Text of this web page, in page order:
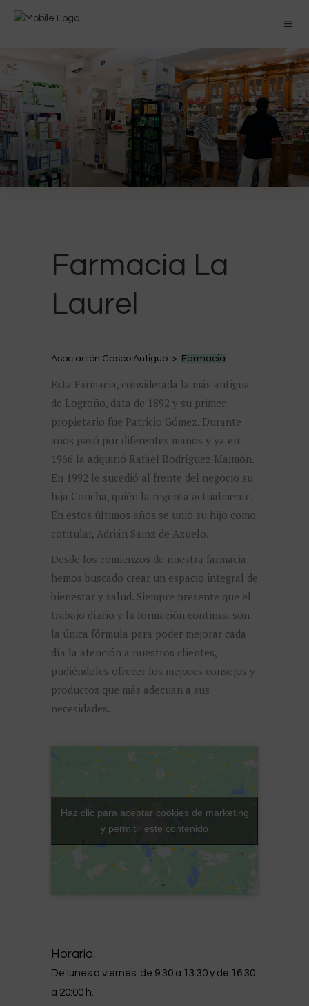
Farmacia La
Laurel
Asociación Casco Antiguo > Farmacia
Esta Farmacia, considerada la más antigua
de Logroño, data de 1892 y su primer
propietario fue Patricio Gómez. Durante
años pasó por diferentes manos y ya en
1966 la adquirió Rafael Rodríguez Maimón.
En 1992 le sucedió al frente del negocio su
hija Concha, quién la regenta actualmente.
En estos últimos años se unió su hijo como
cotitular, Adrián Sainz de Azuelo.
Desde los comienzos de nuestra farmacia
hemos buscado crear un espacio integral de
bienestar y salud. Siempre presente que el
trabajo diario y la formación continua son
la única fórmula para poder mejorar cada
día la atención a nuestros clientes,
pudiéndoles ofrecer los mejores consejos y
productos que más adecuan a sus
necesidades.
Haz clic para aceptar cookies de marketing
y permitir este contenido
Horario:
De lunes a viernes: de 9:30 a 13:30 y de 16:30
a 20:00 h.